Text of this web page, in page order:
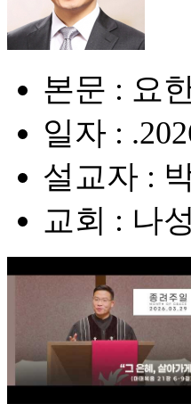
본문 : 요
일자 :
설교자 :
교회 : 나